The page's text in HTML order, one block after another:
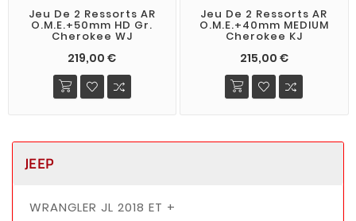
Jeu De 2 Ressorts AR
O.M.E.+50mm HD Gr.
Cherokee WJ
219,00 €
Jeu De 2 Ressorts AR
O.M.E.+40mm MEDIUM
Cherokee KJ
215,00 €
JEEP
WRANGLER JL 2018 ET +